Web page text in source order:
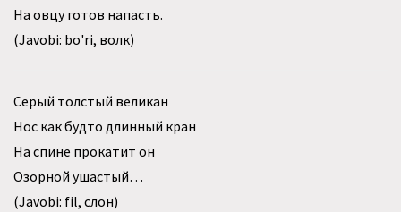
На овцу готов напасть.
(Javobi: bo'ri, волк)
Серый толстый великан
Нос как будто длинный кран
На спине прокатит он
Озорной ушастый…
(Javobi: fil, слон)